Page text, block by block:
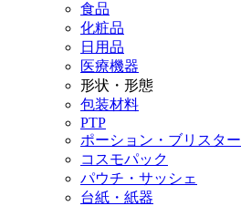
食品
化粧品
日用品
医療機器
形状・形態
包装材料
PTP
ポーション・ブリスター
コスモパック
パウチ・サッシェ
台紙・紙器